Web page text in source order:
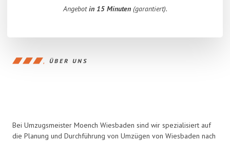
Angebotin 15 Minuten(garantiert).
ÜBER UNS
Bei Umzugsmeister Moench Wiesbaden sind wir spezialisiert auf
die Planung und Durchführung von Umzügen von Wiesbaden nach